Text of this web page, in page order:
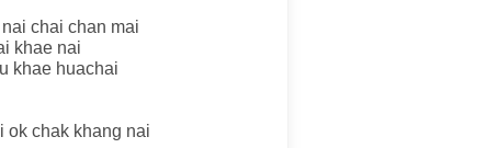
chai chan mai
khae nai
khae huachai
ok chak khang nai